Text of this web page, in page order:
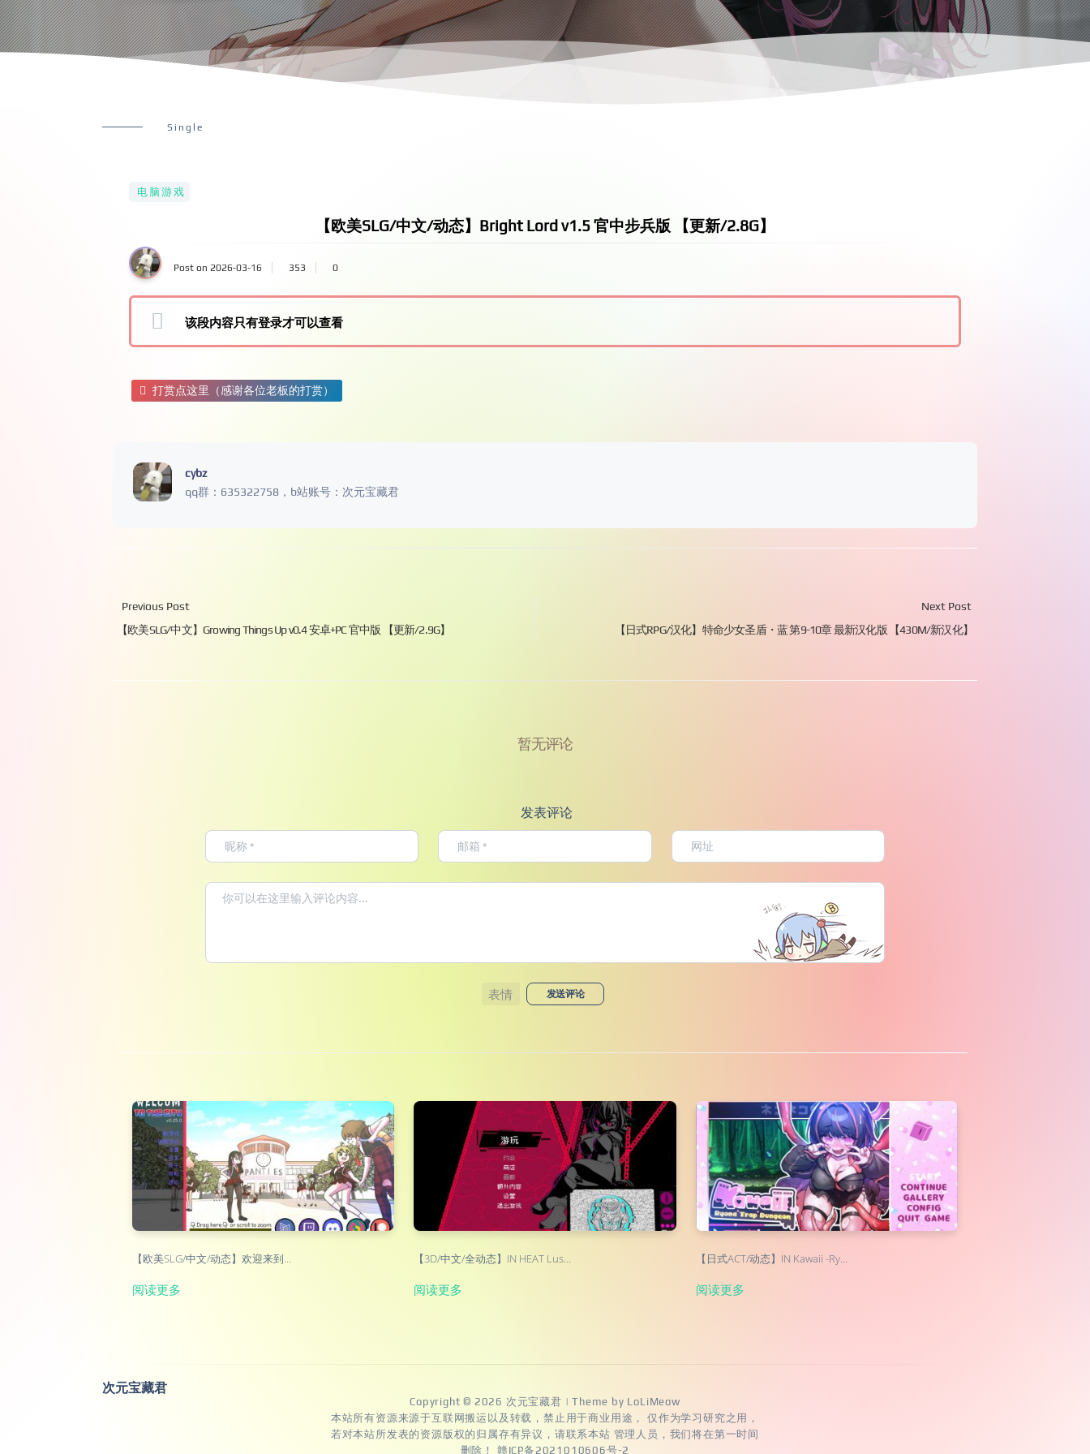
Single
电脑游戏
【欧美SLG/中文/动态】Bright Lord v1.5 官中步兵版 【更新/2.8G】
Post on 2026-03-16 353 0
该段内容只有登录才可以查看
打赏点这里（感谢各位老板的打赏）
cybz
qq群：635322758，b站账号：次元宝藏君
Previous Post
【欧美SLG/中文】Growing Things Up v0.4 安卓+PC 官中版 【更新/2.9G】
Next Post
【日式RPG/汉化】特命少女圣盾・蓝 第9-10章 最新汉化版 【430M/新汉化】
暂无评论
发表评论
表情 发送评论
【欧美SLG/中文/动态】欢迎来到…
阅读更多
【3D/中文/全动态】IN HEAT Lus…
阅读更多
【日式ACT/动态】IN Kawaii -Ry…
阅读更多
次元宝藏君
Copyright © 2026 次元宝藏君 | Theme by LoLiMeow
本站所有资源来源于互联网搬运以及转载，禁止用于商业用途， 仅作为学习研究之用，
若对本站所发表的资源版权的归属存有异议，请联系本站 管理人员，我们将在第一时间
删除！ 赣ICP备2021010606号-2